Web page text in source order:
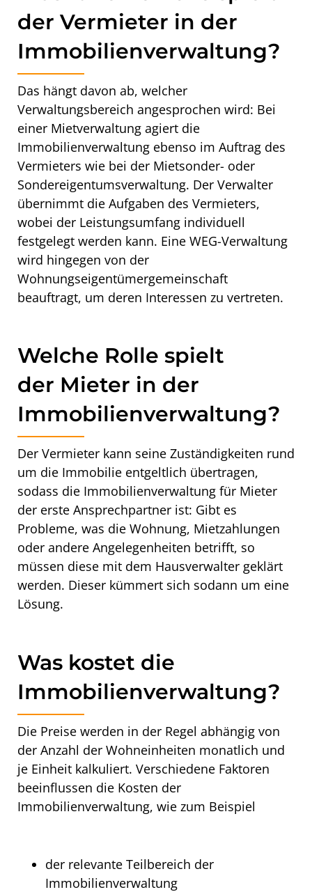
der­ Vermieter in der
Immobilienverwaltung?
Das hängt davon ab, welcher
Verwaltungsbereich angesprochen wird: Bei
einer Mietverwaltung agiert die
Immobilienverwaltung ebenso im Auftrag des
Vermieters wie bei der Mietsonder- oder
Sondereigentumsverwaltung. Der Verwalter
übernimmt die Aufgaben des Vermieters,
wobei der Leistungsumfang individuell
festgelegt werden kann. Eine WEG-Verwaltung
wird hingegen von der
Wohnungseigentümergemeinschaft
beauftragt, um deren Interessen zu vertreten.
Welche Rolle spielt
der Mieter in der
Immobilienverwaltung?
Der Vermieter kann seine Zuständigkeiten rund
um die Immobilie entgeltlich übertragen,
sodass die Immobilienverwaltung für Mieter
der erste Ansprechpartner ist: Gibt es
Probleme, was die Wohnung, Mietzahlungen
oder andere Angelegenheiten betrifft, so
müssen diese mit dem Hausverwalter geklärt
werden. Dieser kümmert sich sodann um eine
Lösung.
Was kostet die
Immobilienverwaltung?
Die Preise werden in der Regel abhängig von
der Anzahl der Wohneinheiten monatlich und
je Einheit kalkuliert. Verschiedene Faktoren
beeinflussen die Kosten der
Immobilienverwaltung, wie zum Beispiel
der relevante Teilbereich der
Immobilienverwaltung